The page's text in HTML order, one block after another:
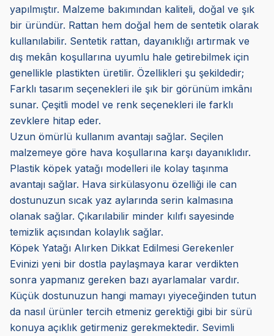
yapılmıştır. Malzeme bakımından kaliteli, doğal ve şık
bir üründür. Rattan hem doğal hem de sentetik olarak
kullanılabilir. Sentetik rattan, dayanıklığı artırmak ve
dış mekân koşullarına uyumlu hale getirebilmek için
genellikle plastikten üretilir. Özellikleri şu şekildedir;
Farklı tasarım seçenekleri ile şık bir görünüm imkânı
sunar. Çeşitli model ve renk seçenekleri ile farklı
zevklere hitap eder.
Uzun ömürlü kullanım avantajı sağlar. Seçilen
malzemeye göre hava koşullarına karşı dayanıklıdır.
Plastik köpek yatağı modelleri ile kolay taşınma
avantajı sağlar. Hava sirkülasyonu özelliği ile can
dostunuzun sıcak yaz aylarında serin kalmasına
olanak sağlar. Çıkarılabilir minder kılıfı sayesinde
temizlik açısından kolaylık sağlar.
Köpek Yatağı Alırken Dikkat Edilmesi Gerekenler
Evinizi yeni bir dostla paylaşmaya karar verdikten
sonra yapmanız gereken bazı ayarlamalar vardır.
Küçük dostunuzun hangi mamayı yiyeceğinden tutun
da nasıl ürünler tercih etmeniz gerektiği gibi bir sürü
konuya açıklık getirmeniz gerekmektedir. Sevimli